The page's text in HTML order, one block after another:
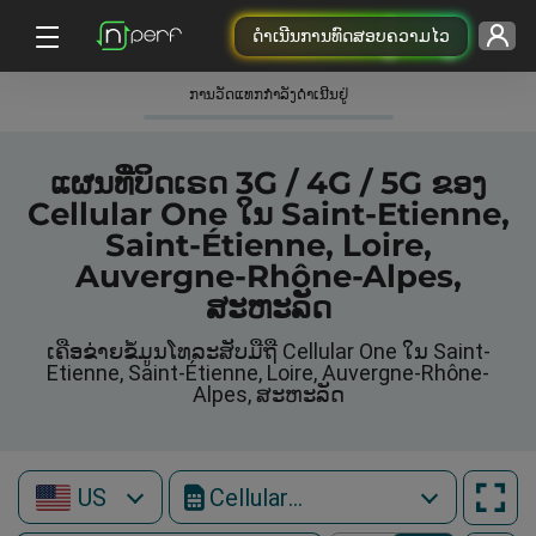
ດຳເນີນການທົດສອບຄວາມໄວ
ການວັດແທກກໍາລັງດໍາເນີນຢູ່
ແຜນທີ່ບິດເຣດ 3G / 4G / 5G ຂອງ
Cellular One ໃນ Saint-Etienne,
Saint-Étienne, Loire,
Auvergne-Rhône-Alpes,
ສະຫະລັດ
ເຄືອຂ່າຍຂໍ້ມູນໂທລະສັບມືຖື Cellular One ໃນ Saint-
Etienne, Saint-Étienne, Loire, Auvergne-Rhône-
Alpes, ສະຫະລັດ
US Cellular One